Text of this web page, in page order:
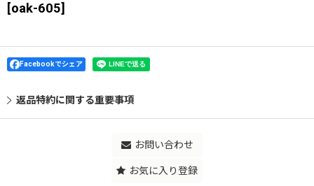
[oak-605]
Facebookでシェア
返品特約に関する重要事項
お問い合わせ
お気に入り登録